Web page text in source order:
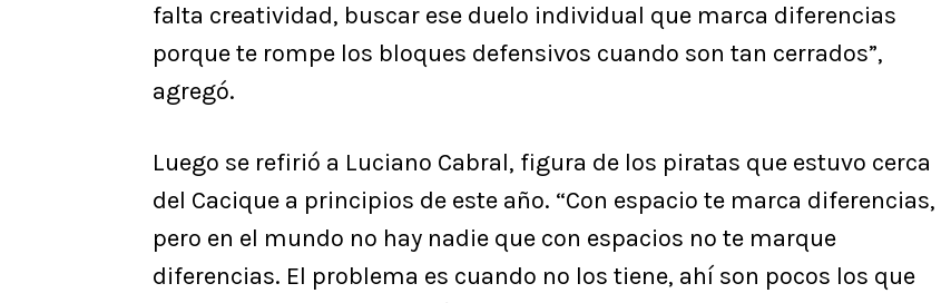
falta creatividad, buscar ese duelo individual que marca diferencias
porque te rompe los bloques defensivos cuando son tan cerrados”,
agregó.
Luego se refirió a Luciano Cabral, figura de los piratas que estuvo cerca
del Cacique a principios de este año. “Con espacio te marca diferencias,
pero en el mundo no hay nadie que con espacios no te marque
diferencias. El problema es cuando no los tiene, ahí son pocos los que